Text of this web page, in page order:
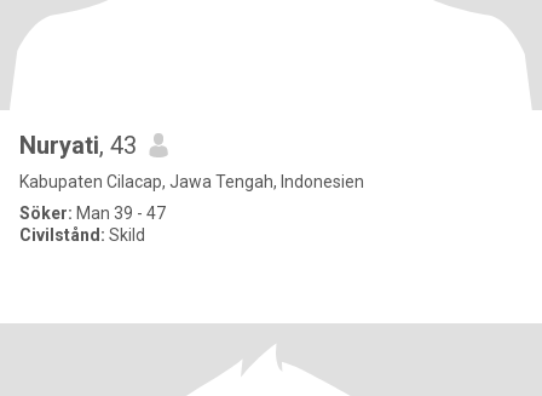
Nuryati, 43
Kabupaten Cilacap, Jawa Tengah, Indonesien
Söker: Man 39 - 47
Civilstånd: Skild